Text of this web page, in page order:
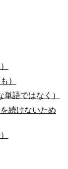
）
語ではなく）
続けないため